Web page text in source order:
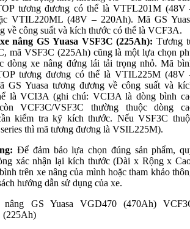
tương đương có thể là VTFL201M (48V
VTIL220ML (48V – 220Ah). Mã GS
về công suất và kích thước có thể là VCF3A.
nâng GS Yuasa VSF3C (225Ah): Tương
mã VSF3C (225Ah) cũng là một lựa chọn
dòng xe nâng đứng lái tải trọng nhỏ. Mã
tương đương có thể là VTIL225M (48V
GS Yuasa tương đương về công suất và
là VCI3A (ghi chú: VCI3A là dòng bình
VCF3C/VSF3C thường thuộc dòng
kiểm tra kỹ kích thước. Nếu VSF3C
thì mã tương đương là VSIL225M).
Để đảm bảo lựa chọn đúng sản phẩm,
xác nhận lại kích thước (Dài x Rộng x
trên xe nâng của mình hoặc tham khảo
hướng dẫn sử dụng của xe.